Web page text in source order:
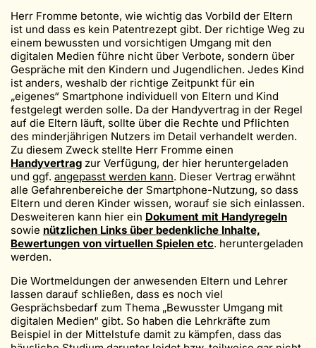
Herr Fromme betonte, wie wichtig das Vorbild der Eltern
ist und dass es kein Patentrezept gibt. Der richtige Weg zu
einem bewussten und vorsichtigen Umgang mit den
digitalen Medien führe nicht über Verbote, sondern über
Gespräche mit den Kindern und Jugendlichen. Jedes Kind
ist anders, weshalb der richtige Zeitpunkt für ein
„eigenes“ Smartphone individuell von Eltern und Kind
festgelegt werden solle. Da der Handyvertrag in der Regel
auf die Eltern läuft, sollte über die Rechte und Pflichten
des minderjährigen Nutzers im Detail verhandelt werden.
Zu diesem Zweck stellte Herr Fromme einen
Handyvertrag zur Verfügung, der hier heruntergeladen
und ggf. angepasst werden kann. Dieser Vertrag erwähnt
alle Gefahrenbereiche der Smartphone-Nutzung, so dass
Eltern und deren Kinder wissen, worauf sie sich einlassen.
Desweiteren kann hier ein Dokument mit Handyregeln
sowie nützlichen Links über bedenkliche Inhalte,
Bewertungen von virtuellen Spielen etc. heruntergeladen
werden.
Die Wortmeldungen der anwesenden Eltern und Lehrer
lassen darauf schließen, dass es noch viel
Gesprächsbedarf zum Thema „Bewusster Umgang mit
digitalen Medien“ gibt. So haben die Lehrkräfte zum
Beispiel in der Mittelstufe damit zu kämpfen, dass das